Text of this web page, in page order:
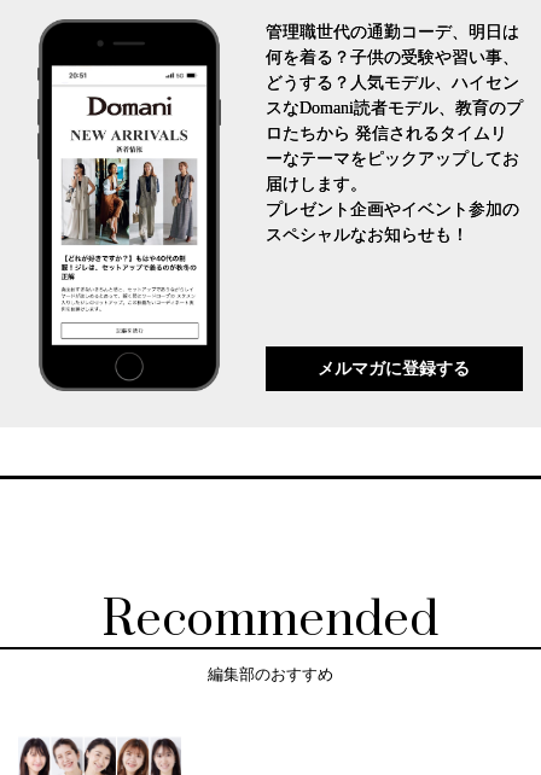
管理職世代の通勤コーデ、明日は
何を着る？子供の受験や習い事、
どうする？人気モデル、ハイセン
スなDomani読者モデル、教育のプ
ロたちから 発信されるタイムリ
ーなテーマをピックアップしてお
届けします。
プレゼント企画やイベント参加の
スペシャルなお知らせも！
メルマガに登録する
Recommended
編集部のおすすめ